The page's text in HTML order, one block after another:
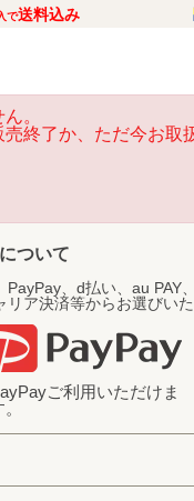
で送料込み
。
終了か、ただ今お取
ついて
PayPay、d払い、au PAY
リア決済等からお選びいた
ご利用いただけま